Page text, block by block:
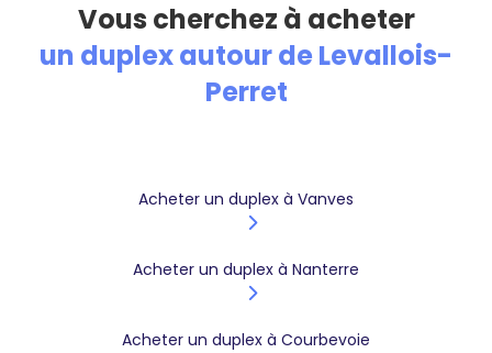
Vous cherchez à acheter
un duplex autour de Levallois-
Perret
Acheter un duplex à Vanves
Acheter un duplex à Nanterre
Acheter un duplex à Courbevoie